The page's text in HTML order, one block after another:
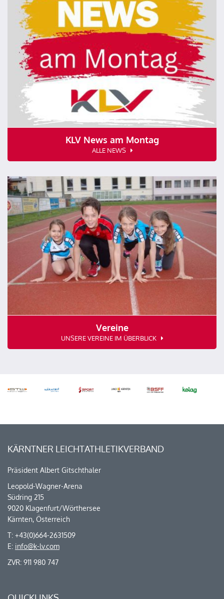
KLV News am Montag
ALLE NEWS
Vereine
UNSERE VEREINE IM ÜBERBLICK
KÄRNTNER LEICHTATHLETIKVERBAND
Präsident Albert Gitschthaler
Leopold-Wagner-Arena
Südring 215
9020 Klagenfurt/Wörthersee
Kärnten, Österreich
T: +43(0)664-2631509
E: info@k-lv.com
ZVR: 911 980 747